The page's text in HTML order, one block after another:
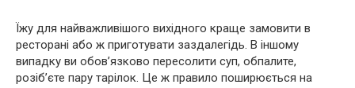
Їжу для найважливішого вихідного краще замовити в
ресторані або ж приготувати заздалегідь. В іншому
випадку ви обов’язково пересолити суп, обпалите,
розіб’єте пару тарілок. Це ж правило поширюється на